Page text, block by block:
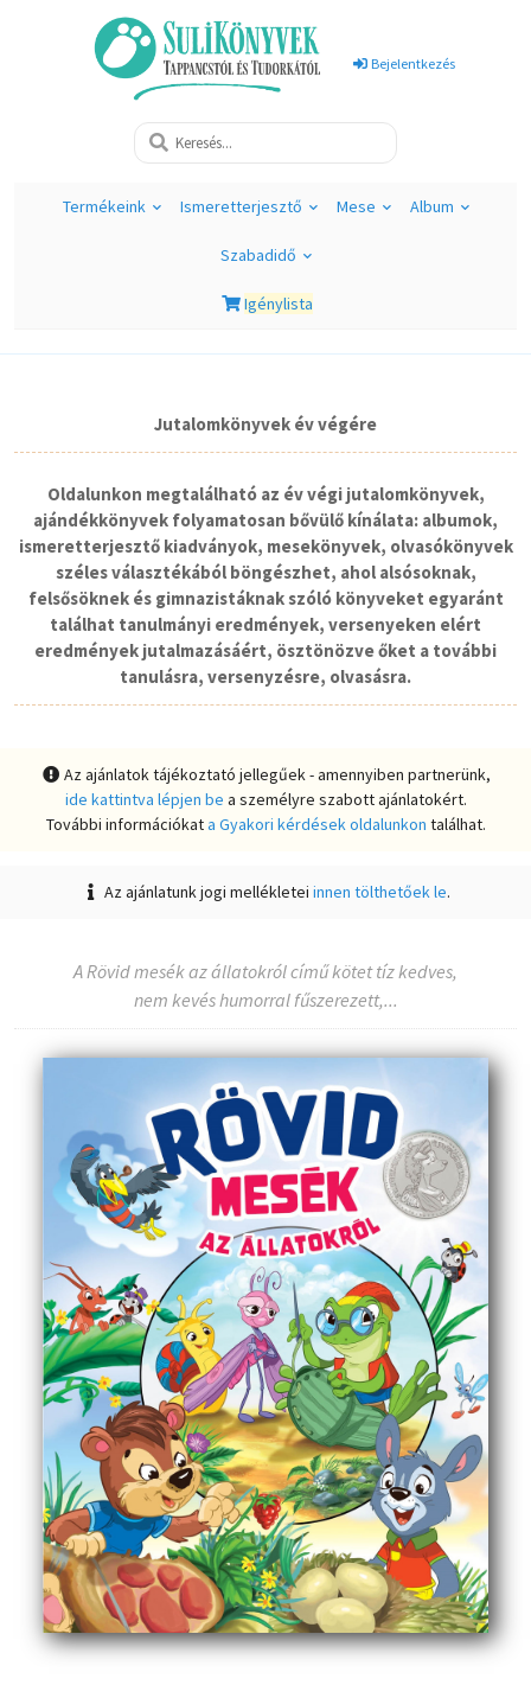
Bejelentkezés
Termékeink Ismeretterjesztő Mese Album
Szabadidő
Igénylista
Jutalomkönyvek év végére
Oldalunkon megtalálható az év végi jutalomkönyvek,
ajándékkönyvek folyamatosan bővülő kínálata: albumok,
ismeretterjesztő kiadványok, mesekönyvek, olvasókönyvek
széles választékából böngészhet, ahol alsósoknak,
felsősöknek és gimnazistáknak szóló könyveket egyaránt
találhat tanulmányi eredmények, versenyeken elért
eredmények jutalmazásáért, ösztönözve őket a további
tanulásra, versenyzésre, olvasásra.
Az ajánlatok tájékoztató jellegűek - amennyiben partnerünk,
ide kattintva lépjen be a személyre szabott ajánlatokért.
További információkata Gyakori kérdések oldalunkon találhat.
Az ajánlatunk jogi mellékleteiinnen tölthetőek le.
A Rövid mesék az állatokról című kötet tíz kedves,
nem kevés humorral fűszerezett,...